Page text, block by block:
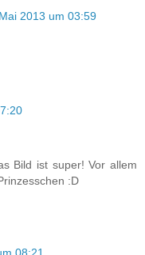
2013 um 03:59
Bild ist super! Vor allem
:D